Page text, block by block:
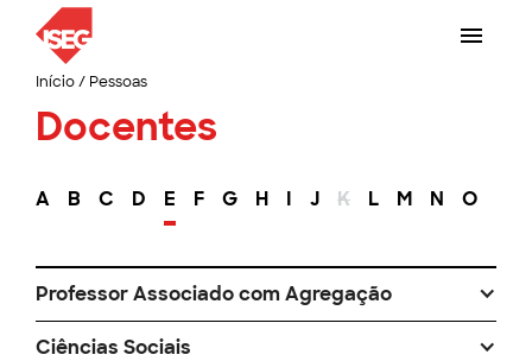
Início/ Pessoas
Docentes
A B C D E F G H I J K L M N O
Professor Associado com Agregação
Ciências Sociais